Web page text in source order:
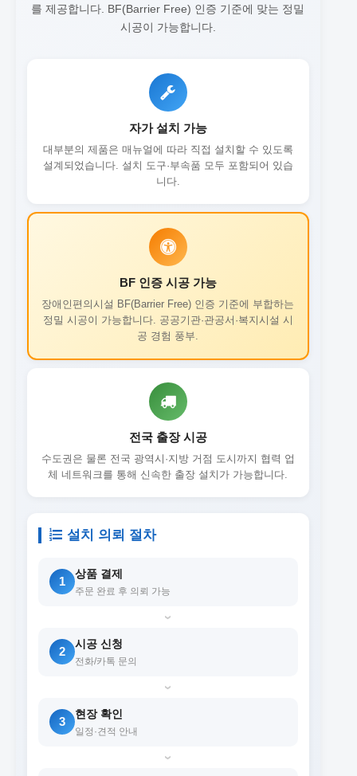
를 제공합니다. BF(Barrier Free) 인증 기준에 맞는 정밀
시공이 가능합니다.
자가 설치 가능
대부분의 제품은 매뉴얼에 따라 직접 설치할 수 있도록
설계되었습니다. 설치 도구·부속품 모두 포함되어 있습
니다.
BF 인증 시공 가능
장애인편의시설 BF(Barrier Free) 인증 기준에 부합하는
정밀 시공이 가능합니다. 공공기관·관공서·복지시설 시
공 경험 풍부.
전국 출장 시공
수도권은 물론 전국 광역시·지방 거점 도시까지 협력 업
체 네트워크를 통해 신속한 출장 설치가 가능합니다.
설치 의뢰 절차
1
상품 결제
주문 완료 후 의뢰 가능
›
2
시공 신청
전화/카톡 문의
›
3
현장 확인
일정·견적 안내
›